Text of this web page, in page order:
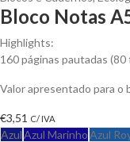
Bloco Notas
Highlights:
160 páginas pautadas
Valor apresentado para o
€3,51 C/ IVA
AzulAzul MarinhoAzul